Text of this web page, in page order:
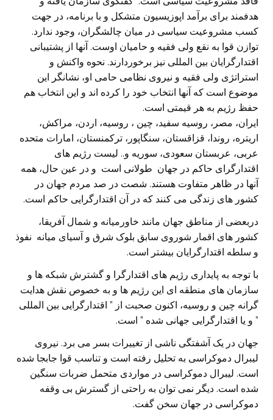
هدفمند برای برآمد اپوزیسیون متشکل و با برنامه، در جهت
کسب مشروعیت سیاسی در میان چالشگران، وجود ندارد.
توازن قوا به نقع ولی فقیه و حامیان اوست. آنها از پشتیبانی
اقتدارگرایان بین المللی نیز برخوردارند. نحوه واکنش و
استراتژی ولی فقیه و نیروی نظامی حامی او، نشانگر این
موضوع است که آنها انتخاب خود را کرده اند و این انتخاب هم
حفظ رژیم به هر قیمتی است.
ایران، مصر، روسیه سفید، چین ، روسیه، اردن، مراکش،
اریتره، روندا، قزاقستان، سنگاپور، ترکمنستان، امارات متحده
عربی، عربستان سعودی، سوریه و.. لیست رژیم های
اقتدارگرای حاکم در جهان طولانی است و در عین حال، همه
آنها در ظاهر متفاوت هستند. شصت در صد مردم جهان در
کشور های زندگی می کنند که در آن اقتدارگرایی حاکم است.
دربعضی از مناطق جهان مانند خاورمیانه و شمال آفریقا،
کشور های اقمار شوروی سابق بلوک شرق و آسیای میانه نفوذ
و سلطه اقتدارگرایان بیشتر است.
با توجه به پایداری رژیم های اقتدارگرا و گشترش شبکه ها و
سازمان های منطقه ای این رژیم ها و به خصوص نقش هدایت
گرانه چین و روسیه، اکنون صحبت از ” اقتدارگرایی بین المللی
” و یا اقتدارگرایی جهانی شده ” است.
جهان در یک آشفتگی ناشی از تغییرات بسر می برد. نیروی
لیبرال دموکراسی به تحلیل رفته است و تناسب قوا جابجا شده
است. لیبرال دموکراسی در مواردی متحمل ضربات سنگین
شده است. دیگر نمی توان به راحتی از گسترش بی وقفه
دموکراسی در جهان سخن گفت.